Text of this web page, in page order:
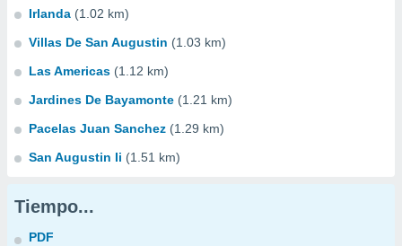
Irlanda (1.02 km)
Villas De San Augustin (1.03 km)
Las Americas (1.12 km)
Jardines De Bayamonte (1.21 km)
Pacelas Juan Sanchez (1.29 km)
San Augustin Ii (1.51 km)
Tiempo...
PDF